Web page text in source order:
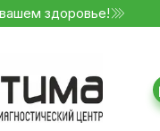
здоровье!